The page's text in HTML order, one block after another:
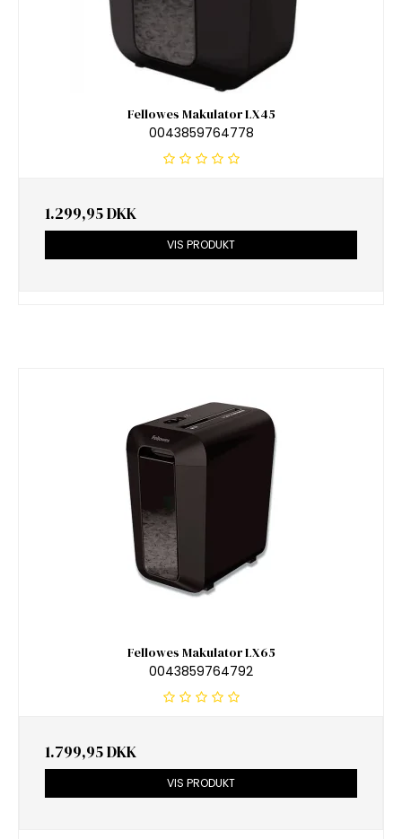
Fellowes Makulator LX45
0043859764778
1.299,95 DKK
VIS PRODUKT
Fellowes Makulator LX65
0043859764792
1.799,95 DKK
VIS PRODUKT